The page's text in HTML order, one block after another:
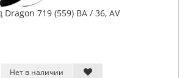
Dragon 719 (559) BA / 36, AV
Нет в наличии